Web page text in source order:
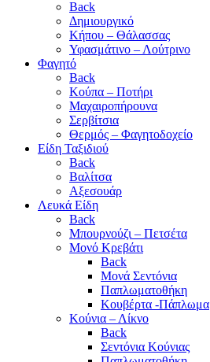
Back
Δημιουργικό
Κήπου – Θάλασσας
Υφασμάτινο – Λούτρινο
Φαγητό
Back
Κούπα – Ποτήρι
Μαχαιροπήρουνα
Σερβίτσια
Θερμός – Φαγητοδοχείο
Είδη Ταξιδιού
Back
Βαλίτσα
Αξεσουάρ
Λευκά Είδη
Back
Μπουρνούζι – Πετσέτα
Μονό Κρεβάτι
Back
Μονά Σεντόνια
Παπλωματοθήκη
Κουβέρτα -Πάπλωμα
Κούνια – Λίκνο
Back
Σεντόνια Κούνιας